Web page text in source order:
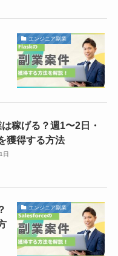
エンジニア副業
稼げる？週1〜2日・
獲得する方法
日
エンジニア副業